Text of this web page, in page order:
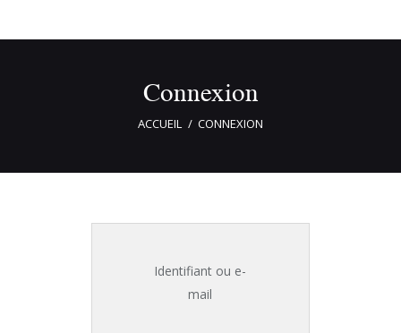
Connexion
ACCUEIL CONNEXION
Identifiant ou e-
mail